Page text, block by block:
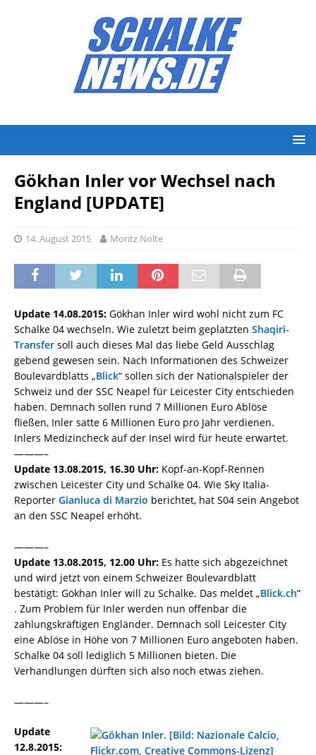
Gökhan Inler vor Wechsel nach
England [UPDATE]
14. August 2015 Moritz Nolte
Update 14.08.2015: Gökhan Inler wird wohl nicht zum FC
Schalke 04 wechseln. Wie zuletzt beim geplatzten Shaqiri-
Transfer soll auch dieses Mal das liebe Geld Ausschlag
gebend gewesen sein. Nach Informationen des Schweizer
Boulevardblatts „Blick“ sollen sich der Nationalspieler der
Schweiz und der SSC Neapel für Leicester City entschieden
haben. Demnach sollen rund 7 Millionen Euro Ablöse
fließen, Inler satte 6 Millionen Euro pro Jahr verdienen.
Inlers Medizincheck auf der Insel wird für heute erwartet.
———–
Update 13.08.2015, 16.30 Uhr: Kopf-an-Kopf-Rennen
zwischen Leicester City und Schalke 04. Wie Sky Italia-
Reporter Gianluca di Marzio berichtet, hat S04 sein Angebot
an den SSC Neapel erhöht.
———–
Update 13.08.2015, 12.00 Uhr: Es hatte sich abgezeichnet
und wird jetzt von einem Schweizer Boulevardblatt
bestätigt: Gökhan Inler will zu Schalke. Das meldet „Blick.ch“
. Zum Problem für Inler werden nun offenbar die
zahlungskräftigen Engländer. Demnach soll Leicester City
eine Ablöse in Höhe von 7 Millionen Euro angeboten haben.
Schalke 04 soll lediglich 5 Millionen bieten. Die
Verhandlungen dürften sich also noch etwas ziehen.
———–
Update
12.8.2015: